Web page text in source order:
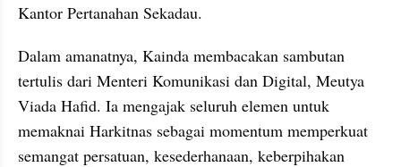
Kantor Pertanahan Sekadau.
Dalam amanatnya, Kainda membacakan sambutan
tertulis dari Menteri Komunikasi dan Digital, Meutya
Viada Hafid. Ia mengajak seluruh elemen untuk
memaknai Harkitnas sebagai momentum memperkuat
semangat persatuan, kesederhanaan, keberpihakan